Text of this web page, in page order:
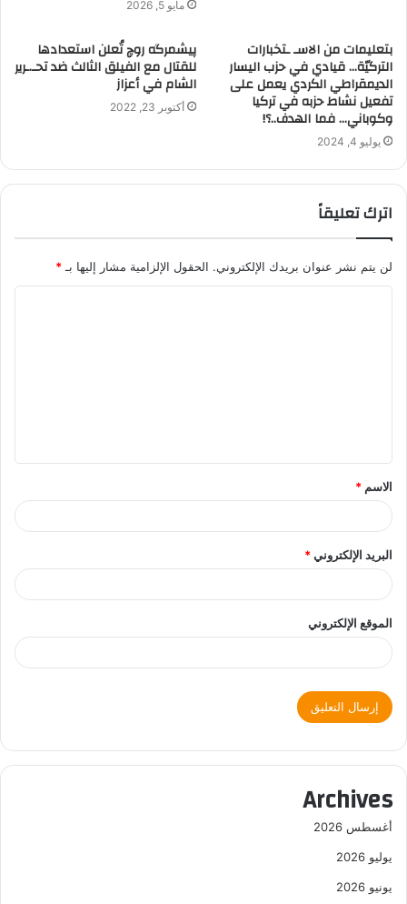
مايو 5, 2026
بتعليمات من الاسـ ـتخبارات
التركيّة… قيادي في حزب اليسار
الديمقراطي الكردي يعمل على
تفعيل نشاط حزبه في تركيا
وكوباني… فما الهدف..؟!
يوليو 4, 2024
پيشمرگه روچ تُعلن استعدادها
للقتال مع الفيلق الثالث ضد تحـ.ـرير
الشام في أعزاز
أكتوبر 23, 2022
اترك تعليقاً
لن يتم نشر عنوان بريدك الإلكتروني. الحقول الإلزامية مشار إليها بـ *
الاسم *
البريد الإلكتروني*
الموقع الإلكتروني
Archives
أغسطس 2026
يوليو 2026
يونيو 2026